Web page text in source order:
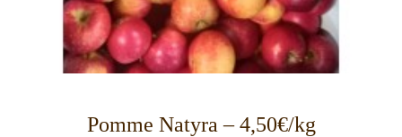
Pomme Natyra – 4,50€/kg